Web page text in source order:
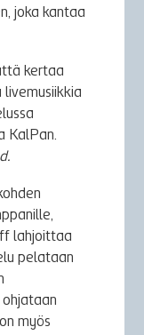
joka kantaa
kertaa
KalPan.
lahjoittaa
pelataan
myös